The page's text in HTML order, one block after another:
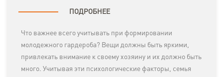
ПОДРОБНЕЕ
Что важнее всего учитывать при формировании
молодежного гардероба? Вещи должны быть яркими,
привлекать внимание к своему хозяину и их должно быть
много. Учитывая эти психологические факторы, семья